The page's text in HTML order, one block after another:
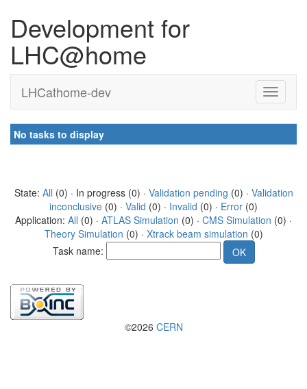
Development for
LHC@home
LHCathome-dev
No tasks to display
State: All (0) · In progress (0) · Validation pending (0) · Validation
inconclusive (0) · Valid (0) · Invalid (0) · Error (0)
Application: All (0) · ATLAS Simulation (0) · CMS Simulation (0) ·
Theory Simulation (0) · Xtrack beam simulation (0)
Task name:
©2026 CERN